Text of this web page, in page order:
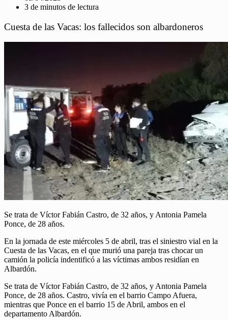
3 de minutos de lectura
Cuesta de las Vacas: los fallecidos son albardoneros
Se trata de Víctor Fabián Castro, de 32 años, y Antonia Pamela
Ponce, de 28 años.
En la jornada de este miércoles 5 de abril, tras el siniestro vial en la
Cuesta de las Vacas, en el que murió una pareja tras chocar un
camión la policía indentificó a las víctimas ambos residían en
Albardón.
Se trata de Víctor Fabián Castro, de 32 años, y Antonia Pamela
Ponce, de 28 años. Castro, vivía en el barrio Campo Afuera,
mientras que Ponce en el barrio 15 de Abril, ambos en el
departamento Albardón.